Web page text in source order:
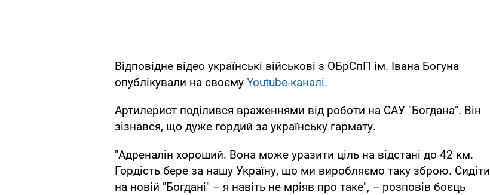
Відповідне відео українські військові з ОБрСпП ім. Івана Богуна
опублікували на своєму Youtube-каналі.
Артилерист поділився враженнями від роботи на САУ "Богдана". Він
зізнався, що дуже гордий за українську гармату.
"Адреналін хороший. Вона може уразити ціль на відстані до 42 км.
Гордість бере за нашу Україну, що ми виробляємо таку зброю. Сидіти
на новій "Богдані" – я навіть не мріяв про таке", – розповів боєць